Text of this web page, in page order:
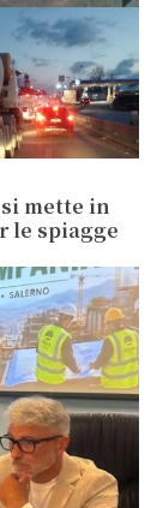
mette in
le spiagge